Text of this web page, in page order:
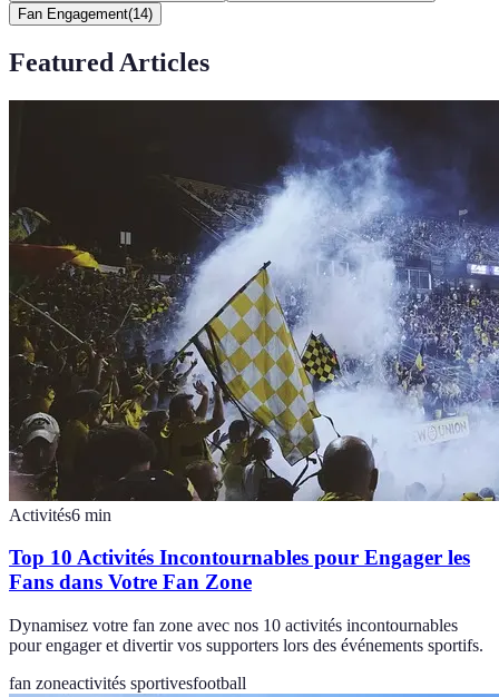
Fan Engagement(14)
Featured Articles
Activités6 min
Top 10 Activités Incontournables pour Engager les
Fans dans Votre Fan Zone
Dynamisez votre fan zone avec nos 10 activités incontournables
pour engager et divertir vos supporters lors des événements sportifs.
fan zoneactivités sportivesfootball